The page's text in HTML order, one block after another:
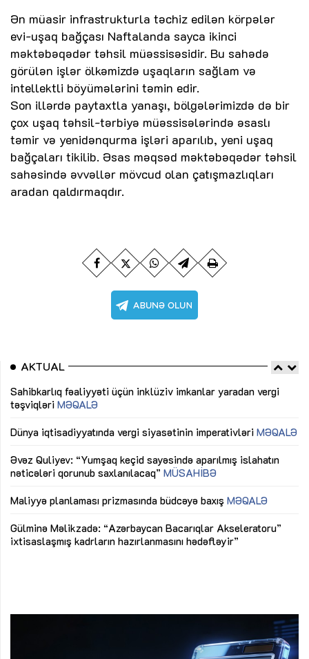
Ən müasir infrastrukturla təchiz edilən körpələr
evi-uşaq bağçası Naftalanda sayca ikinci
məktəbəqədər təhsil müəssisəsidir. Bu sahədə
görülən işlər ölkəmizdə uşaqların sağlam və
intellektli böyümələrini təmin edir.
Son illərdə paytaxtla yanaşı, bölgələrimizdə də bir
çox uşaq təhsil-tərbiyə müəssisələrində əsaslı
təmir və yenidənqurma işləri aparılıb, yeni uşaq
bağçaları tikilib. Əsas məqsəd məktəbəqədər təhsil
sahəsində əvvəllər mövcud olan çatışmazlıqları
aradan qaldırmaqdır.
AKTUAL
Sahibkarlıq fəaliyyəti üçün inklüziv imkanlar yaradan vergi
təşviqləri MƏQALƏ
Dünya iqtisadiyyatında vergi siyasətinin imperativləri MƏQALƏ
Əvəz Quliyev: “Yumşaq keçid sayəsində aparılmış islahatın
nəticələri qorunub saxlanılacaq” MÜSAHİBƏ
Maliyyə planlaması prizmasında büdcəyə baxış MƏQALƏ
Gülminə Məlikzadə: “Azərbaycan Bacarıqlar Akseleratoru”
ixtisaslaşmış kadrların hazırlanmasını hədəfləyir”